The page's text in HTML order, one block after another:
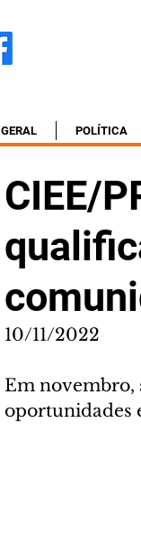
GERAL POLÍTICA
CIEE/
10/11/2022
Em novembro,
oportunidades